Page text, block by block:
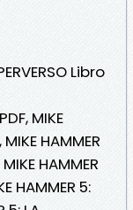
Libro
MIKE
HAMMER
HAMMER
HAMMER 5: